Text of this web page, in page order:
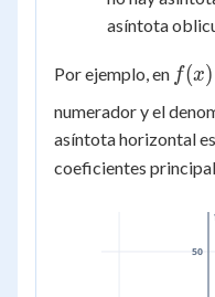
asíntota
Por ejemplo, en f(x) =
{x-
f(x)
numerador y el
asíntota horizontal es
coeficientes
50